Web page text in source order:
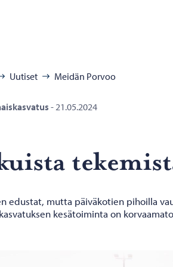
Uutiset Meidän Porvoo
-21.05.2024
edustat, mutta päiväkotien pihoilla
kesätoiminta on